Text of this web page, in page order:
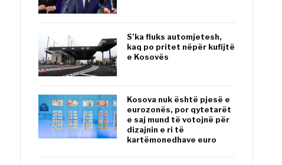
S’ka fluks automjetesh,
kaq po pritet nëpër kufijtë
e Kosovës
Kosova nuk është pjesë e
eurozonës, por qytetarët
e saj mund të votojnë për
dizajnin e ri të
kartëmonedhave euro